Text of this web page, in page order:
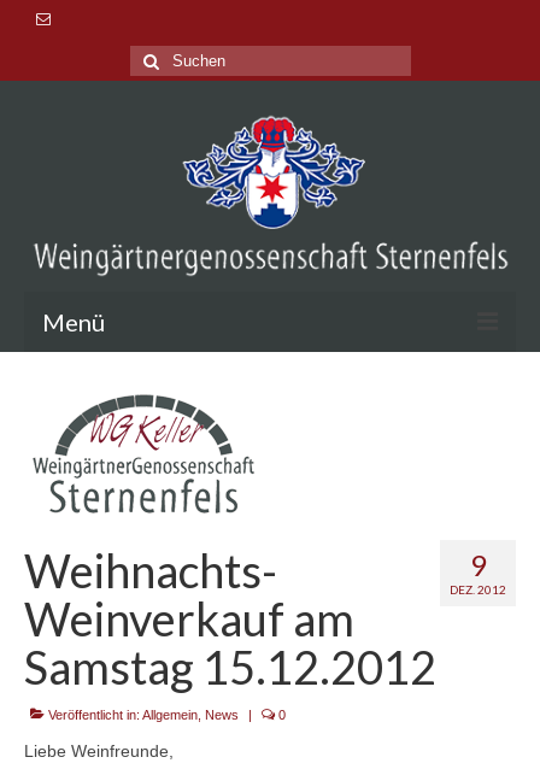
Suche
nach:
Menü
Veranstaltungen
Lage & Tradition
Kontakt
9
DEZ. 2012
Weihnachts-
Weinverkauf am
Samstag 15.12.2012
Veröffentlicht in: Allgemein News | 0
Liebe Weinfreunde,